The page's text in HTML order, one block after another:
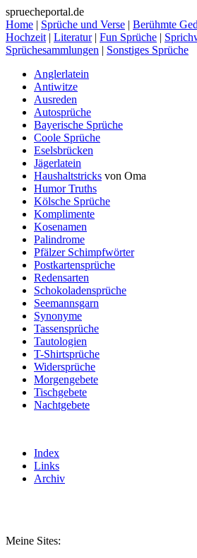
spruecheportal.de
Home | Sprüche und Verse | Berühmte
Hochzeit | Literatur| Fun Sprüche |
Sprüchesammlungen | Sonstiges Sprüche
Anglerlatein
Antiwitze
Ausreden
Autosprüche
Bayerische Sprüche
Coole Sprüche
Eselsbrücken
Jägerlatein
Haushaltstricks von Oma
Humor Truths
Kölsche Sprüche
Komplimente
Kosenamen
Palindrome
Pfälzer Schimpfwörter
Postkartensprüche
Redensarten
Schokoladensprüche
Seemannsgarn
Synonyme
Tassensprüche
Tautologien
T-Shirtsprüche
Widersprüche
Morgengebete
Tischgebete
Nachtgebete
Index
Links
Archiv
Meine Sites: